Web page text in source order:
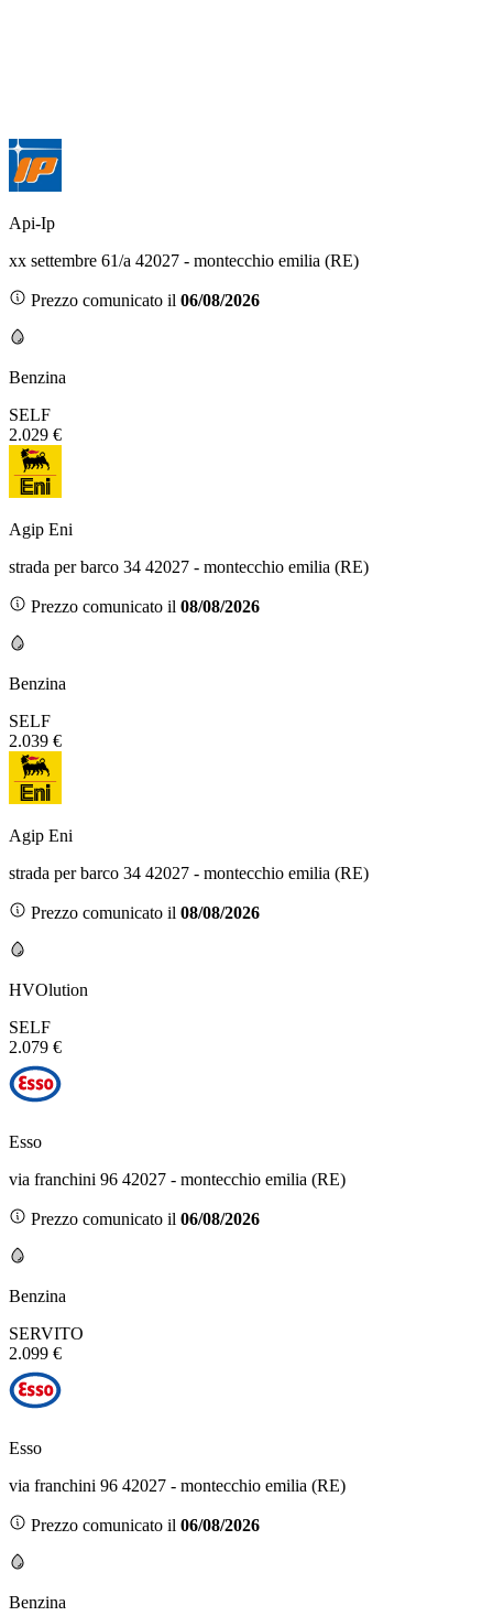
Api-Ip
xx settembre 61/a 42027 - montecchio emilia (RE)
Prezzo comunicato il 06/08/2026
Benzina
SELF
2.029 €
Agip Eni
strada per barco 34 42027 - montecchio emilia (RE)
Prezzo comunicato il 08/08/2026
Benzina
SELF
2.039 €
Agip Eni
strada per barco 34 42027 - montecchio emilia (RE)
Prezzo comunicato il 08/08/2026
HVOlution
SELF
2.079 €
Esso
via franchini 96 42027 - montecchio emilia (RE)
Prezzo comunicato il 06/08/2026
Benzina
SERVITO
2.099 €
Esso
via franchini 96 42027 - montecchio emilia (RE)
Prezzo comunicato il 06/08/2026
Benzina